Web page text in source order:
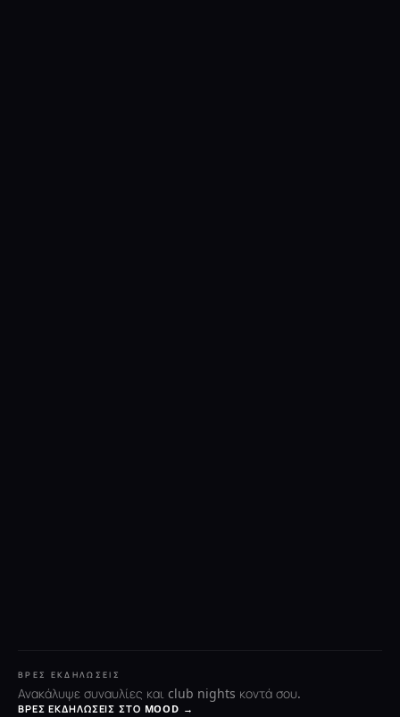
ΒΡΕΣ ΕΚΔΗΛΏΣΕΙΣ
Ανακάλυψε συναυλίες και club nights κοντά σου.
ΒΡΕΣ ΕΚΔΗΛΏΣΕΙΣ ΣΤΟ MOOD →